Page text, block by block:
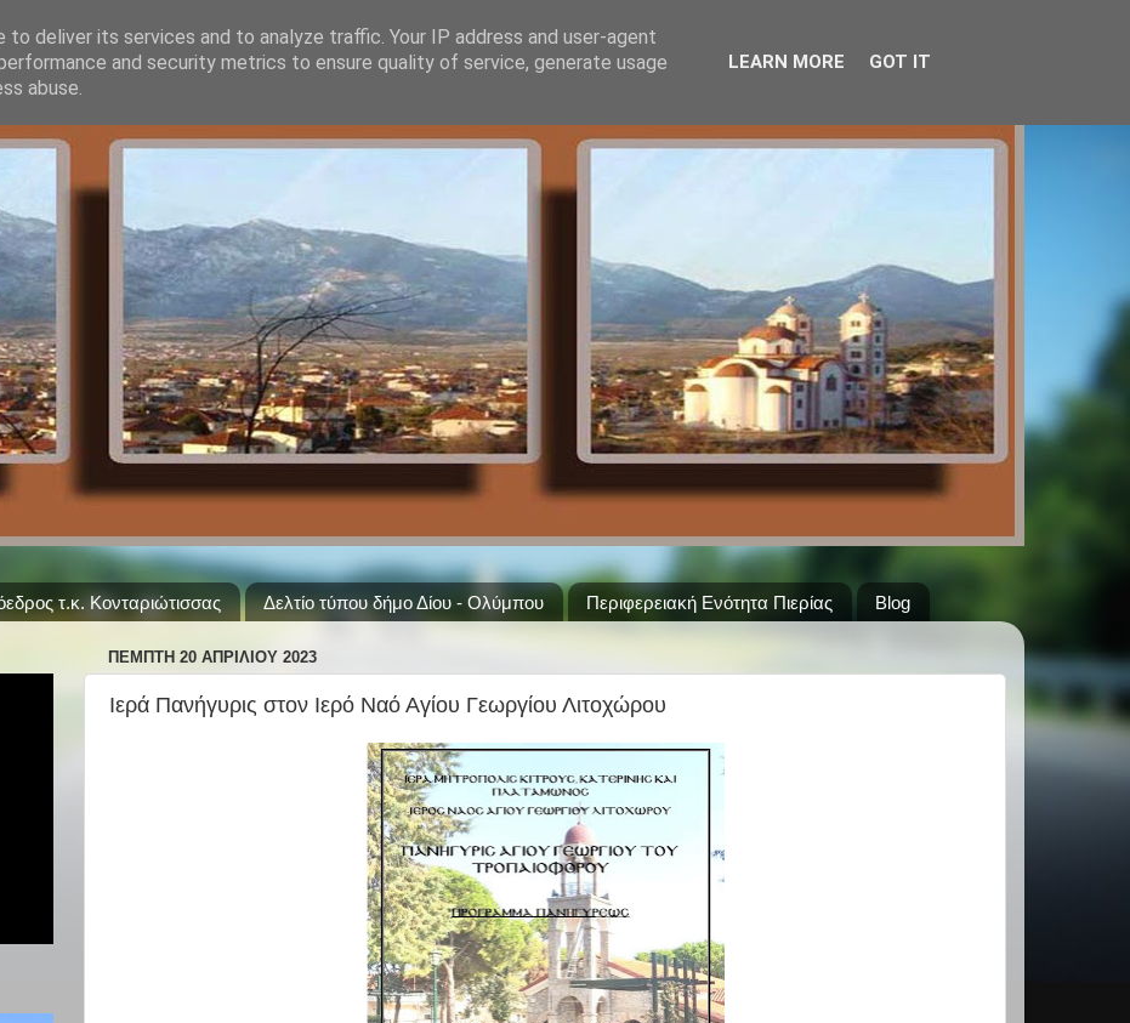
τ.κ. Κονταριώτισσας Δελτίο τύπου δήμο Δίου - Ολύμπου Περιφερειακή Ενότητα Πιερίας Blog
ΠΈΜΠΤΗ 20 ΑΠΡΙΛΊΟΥ 2023
Ιερά Πανήγυρις στον Ιερό Ναό Αγίου Γεωργίου Λιτοχώρου
deliver its services and to analyze traffic. Your IP address and user-agent
and security metrics to ensure quality of service, generate usage
abuse.
LEARN MORE GOT IT